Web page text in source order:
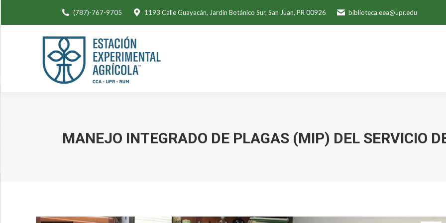
(787)-767-9705 1193 Calle Guayacán, Jardín Botánico Sur, San Juan, PR 00926 biblioteca.eea@upr.edu
MANEJO INTEGRADO DE PLAGAS (MIP) DEL SERVICIO